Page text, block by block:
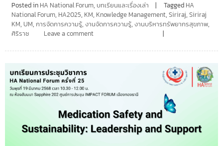
Posted in HA National Forum, บทเรียนและเรื่องเล่า Tagged HA
National Forum, HA2025, KM, Knowledge Management, Siriraj, Siriraj
KM, UM, การจัดการความรู้, งานจัดการความรู้, งานบริหารทรัพยากรสุขภาพ,
ศิริราช
Leave a comment